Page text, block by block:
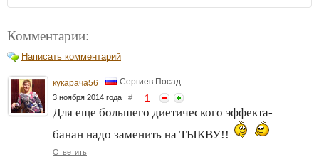
Комментарии:
Написать комментарий
кукарача56 Сергиев Посад
3 ноября 2014 года # –1
Для еще большего диетического эффекта-
банан надо заменить на ТЫКВУ!!
Ответить